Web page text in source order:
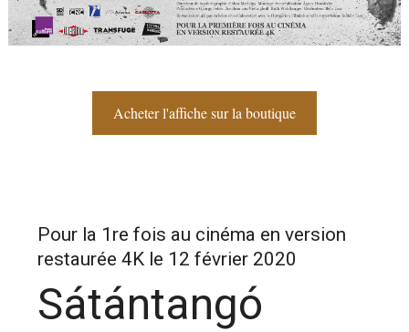
Acheter l'affiche sur la boutique
Pour la 1re fois au cinéma en version
restaurée 4K le 12 février 2020
Sátántangó